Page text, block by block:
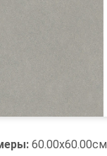
60.00x60.00см